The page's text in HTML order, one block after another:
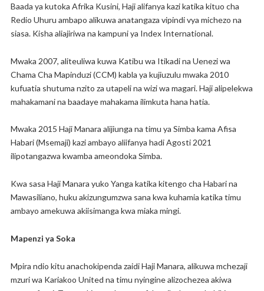
Baada ya kutoka Afrika Kusini, Haji alifanya kazi katika kituo cha
Redio Uhuru ambapo alikuwa anatangaza vipindi vya michezo na
siasa. Kisha aliajiriwa na kampuni ya Index International.
Mwaka 2007, aliteuliwa kuwa Katibu wa Itikadi na Uenezi wa
Chama Cha Mapinduzi (CCM) kabla ya kujiuzulu mwaka 2010
kufuatia shutuma nzito za utapeli na wizi wa magari. Haji alipelekwa
mahakamani na baadaye mahakama ilimkuta hana hatia.
Mwaka 2015 Haji Manara alijiunga na timu ya Simba kama Afisa
Habari (Msemaji) kazi ambayo aliifanya hadi Agosti 2021
ilipotangazwa kwamba ameondoka Simba.
Kwa sasa Haji Manara yuko Yanga katika kitengo cha Habari na
Mawasiliano, huku akizungumzwa sana kwa kuhamia katika timu
ambayo amekuwa akiisimanga kwa miaka mingi.
Mapenzi ya Soka
Mpira ndio kitu anachokipenda zaidi Haji Manara, alikuwa mchezaji
mzuri wa Kariakoo United na timu nyingine alizochezea akiwa